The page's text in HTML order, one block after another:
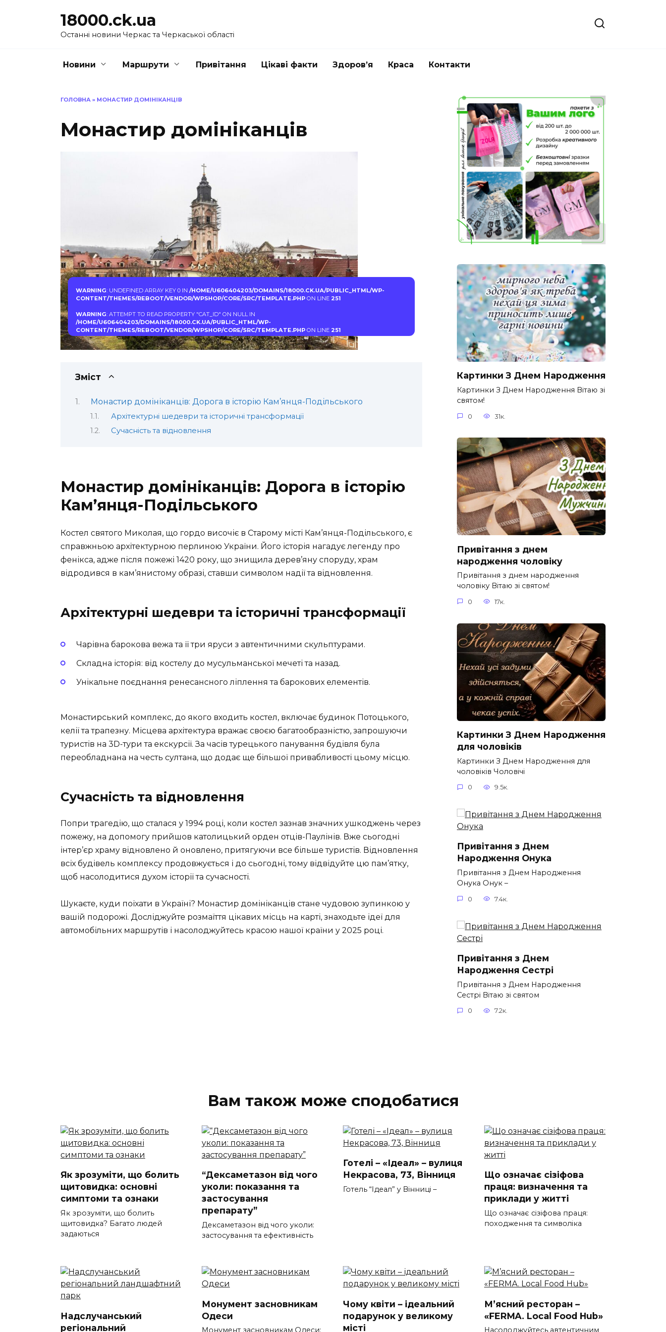
18000.ck.ua
Останні новини Черкас та Черкаської області
Новини Маршрути Привітання Цікаві факти Здоров’я Краса Контакти
ГОЛОВНА » МОНАСТИР ДОМІНІКАНЦІВ
Монастир домініканців
WARNING: UNDEFINED ARRAY KEY 0 IN /HOME/U606404203/DOMAINS/18000.CK.UA/PUBLIC_HTML/WP-
CONTENT/THEMES/REBOOT/VENDOR/WPSHOP/CORE/SRC/TEMPLATE.PHPON LINE 251
WARNING: ATTEMPT TO READ PROPERTY "CAT_ID" ON NULL IN
/HOME/U606404203/DOMAINS/18000.CK.UA/PUBLIC_HTML/WP-
CONTENT/THEMES/REBOOT/VENDOR/WPSHOP/CORE/SRC/TEMPLATE.PHPON LINE 251
Зміст
Монастир домініканців: Дорога в історію Кам’янця-Подільського
Архітектурні шедеври та історичні трансформації
Сучасність та відновлення
Монастир домініканців: Дорога в історію
Кам’янця-Подільського
Костел святого Миколая, що гордо височіє в Старому місті Кам’янця-Подільського, є
справжньою архітектурною перлиною України. Його історія нагадує легенду про
фенікса, адже після пожежі 1420 року, що знищила дерев’яну споруду, храм
відродився в кам’янистому образі, ставши символом надії та відновлення.
Архітектурні шедеври та історичні трансформації
Чарівна барокова вежа та її три яруси з автентичними скульптурами.
Складна історія: від костелу до мусульманської мечеті та назад.
Унікальне поєднання ренесансного ліплення та барокових елементів.
Монастирський комплекс, до якого входить костел, включає будинок Потоцького,
келії та трапезну. Місцева архітектура вражає своєю багатообразністю, запрошуючи
туристів на 3D-тури та екскурсії. За часів турецького панування будівля була
переобладнана на честь султана, що додає ще більшої привабливості цьому місцю.
Сучасність та відновлення
Попри трагедію, що сталася у 1994 році, коли костел зазнав значних ушкоджень через
пожежу, на допомогу прийшов католицький орден отців-Паулінів. Вже сьогодні
інтер’єр храму відновлено й оновлено, притягуючи все більше туристів. Відновлення
всіх будівель комплексу продовжується і до сьогодні, тому відвідуйте цю пам’ятку,
щоб насолодитися духом історії та сучасності.
Шукаєте, куди поїхати в Україні? Монастир домініканців стане чудовою зупинкою у
вашій подорожі. Досліджуйте розмаїття цікавих місць на карті, знаходьте ідеї для
автомобільних маршрутів і насолоджуйтесь красою нашої країни у 2025 році.
Картинки З Днем Народження
Картинки З Днем Народження Вітаю зі
святом!
0 31к.
Привітання з днем
народження чоловіку
Привітання з днем народження
чоловіку Вітаю зі святом!
0 17к.
Картинки З Днем Народження
для чоловіків​
Картинки З Днем Народження для
чоловіків​ Чоловічі
0 9.5к.
Привітання з Днем
Народження Онука
Привітання з Днем Народження
Онука Онук –
0 7.4к.
Привітання з Днем
Народження Сестрі
Привітання з Днем Народження
Сестрі Вітаю зі святом
0 7.2к.
Вам також може сподобатися
Як зрозуміти, що болить
щитовидка: основні
симптоми та ознаки
Як зрозуміти, що болить
щитовидка? Багато людей
задаються
“Дексаметазон від чого
уколи: показання та
застосування
препарату”
Дексаметазон від чого уколи:
застосування та ефективність
Готелі – «Ідеал» – вулиця
Некрасова, 73, Вінниця
Готель “Ідеал” у Вінниці –
Що означає сізіфова
праця: визначення та
приклади у житті
Що означає сізіфова праця:
походження та символіка
Надслучанський
регіональний
Монумент засновникам
Одеси
Чому квіти – ідеальний
подарунок у великому
місті
М’ясний ресторан –
«FERMA. Local Food Hub»